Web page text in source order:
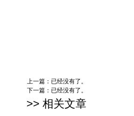
上一篇：已经没有了。
下一篇：已经没有了。
>> 相关文章